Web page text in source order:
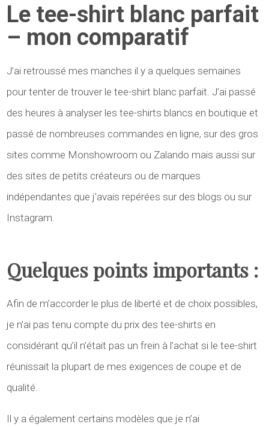
Le tee-shirt blanc parfait
– mon comparatif
J’ai retroussé mes manches il y a quelques semaines
pour tenter de trouver le tee-shirt blanc parfait. J’ai passé
des heures à analyser les tee-shirts blancs en boutique et
passé de nombreuses commandes en ligne, sur des gros
sites comme Monshowroom ou Zalando mais aussi sur
des sites de petits créateurs ou de marques
indépendantes que j’avais repérées sur des blogs ou sur
Instagram.
Quelques points importants :
Afin de m’accorder le plus de liberté et de choix possibles,
je n’ai pas tenu compte du prix des tee-shirts en
considérant qu’il n’était pas un frein à l’achat si le tee-shirt
réunissait la plupart de mes exigences de coupe et de
qualité.
Il y a également certains modèles que je n’ai